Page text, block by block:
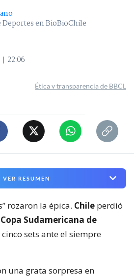
Deportes en BioBioChile
| 22:06
Ética y transparencia de BBCL
VER RESUMEN
rozaron la épica. Chile perdió
Copa Sudamericana de
sets ante el siempre
una grata sorpresa en